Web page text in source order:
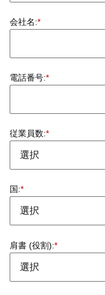
*
会社名:
*
電話番号:
*
従業員数:
*
国:
*
肩書 (役割):